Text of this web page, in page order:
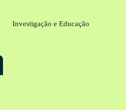
Investigação e Educação